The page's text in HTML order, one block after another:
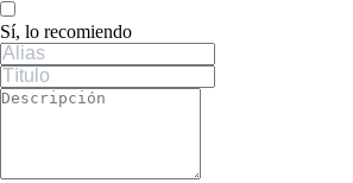
Sí, lo recomiendo